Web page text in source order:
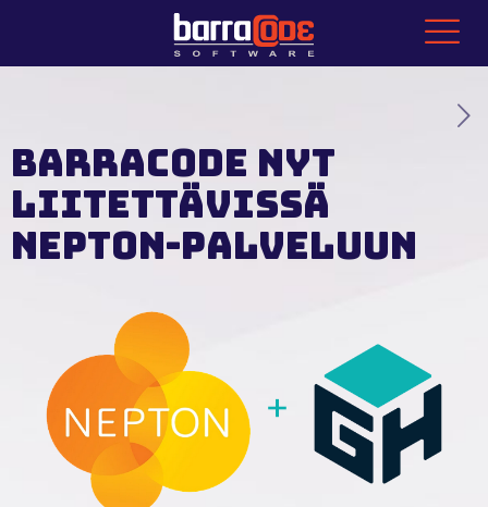
BarraCode nyt
liitettävissä
Nepton-palveluun